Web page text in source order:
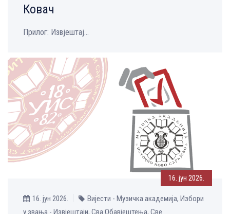
Ковач
Прилог: Извјештај...
16. јун 2026.
16. јун 2026.
Вијести - Музичка aкадемија, Избори
у звања - Извјештаји, Сва Обавјештења, Све